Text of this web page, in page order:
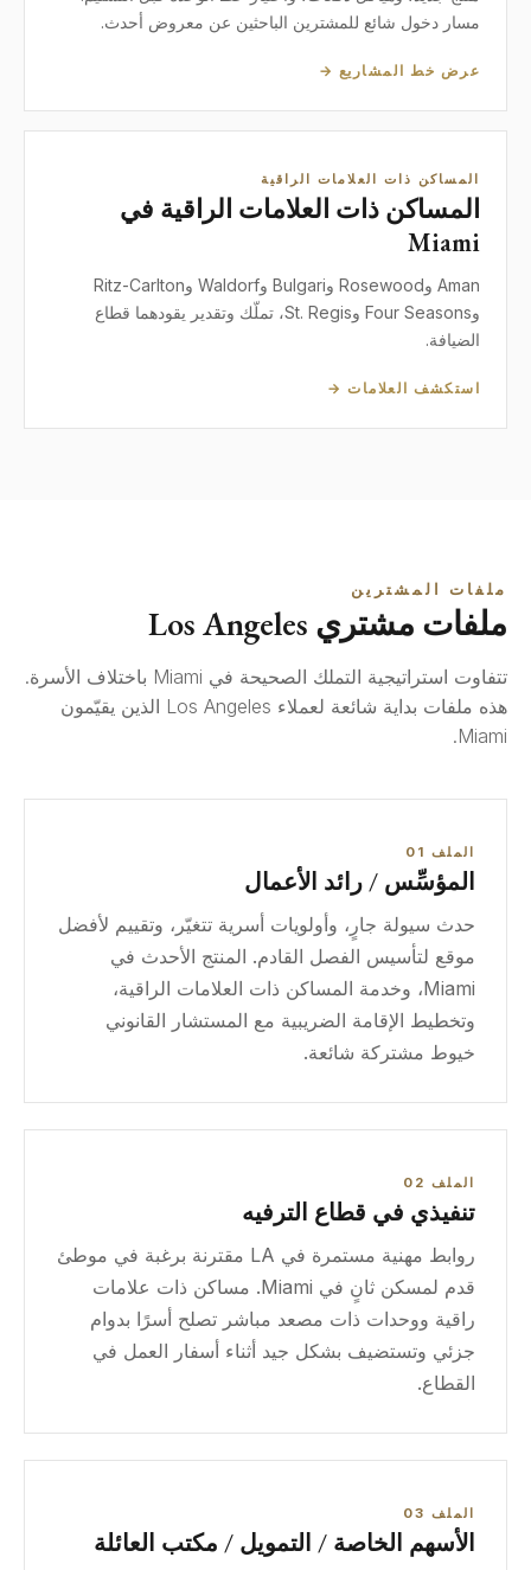
مسار دخول شائع للمشترين الباحثين عن معروض أحدث.
عرض خط المشاريع →
المساكن ذات العلامات الراقية
المساكن ذات العلامات الراقية في
Miami
Aman وRosewood وBulgari وWaldorf وRitz-Carlton
وFour Seasons وSt. Regis، تملّك وتقدير يقودهما قطاع
الضيافة.
استكشف العلامات →
ملفات المشترين
ملفات مشتري Los Angeles
تتفاوت استراتيجية التملك الصحيحة في Miami باختلاف الأسرة.
هذه ملفات بداية شائعة لعملاء Los Angeles الذين يقيّمون
Miami.
الملف 01
المؤسِّس / رائد الأعمال
حدث سيولة جارٍ، وأولويات أسرية تتغيّر، وتقييم لأفضل
موقع لتأسيس الفصل القادم. المنتج الأحدث في
Miami، وخدمة المساكن ذات العلامات الراقية،
وتخطيط الإقامة الضريبية مع المستشار القانوني
خيوط مشتركة شائعة.
الملف 02
تنفيذي في قطاع الترفيه
روابط مهنية مستمرة في LA مقترنة برغبة في موطئ
قدم لمسكن ثانٍ في Miami. مساكن ذات علامات
راقية ووحدات ذات مصعد مباشر تصلح أسرًا بدوام
جزئي وتستضيف بشكل جيد أثناء أسفار العمل في
القطاع.
الملف 03
الأسهم الخاصة / التمويل / مكتب العائلة